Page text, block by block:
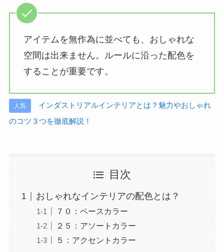
アイテムを無作為に並べても、おしゃれな
空間は出来ません。ルールに沿った配色を
することが重要です。
人気
インダストリアルインテリアとは？魅力やおしゃれ
のコツ３つを徹底解説！
目次
おしゃれなインテリアの配色とは？
７０：ベースカラー
２５：アソートカラー
５：アクセントカラー